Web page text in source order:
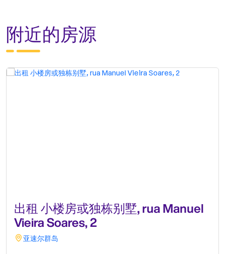
附近的房源
出租 小楼房或独栋别墅, rua Manuel
Vieira Soares, 2
亚速尔群岛